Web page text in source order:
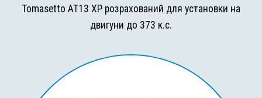
Tomasetto AT13 XP розрахований для установки на
двигуни до 373 к.с.